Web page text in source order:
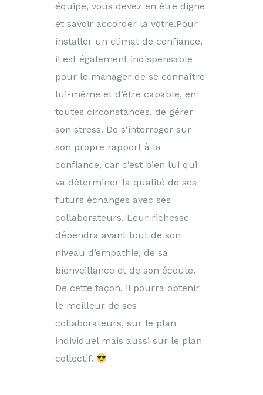
équipe, vous devez en être digne
et savoir accorder la vôtre.Pour
installer un climat de confiance,
il est également indispensable
pour le manager de se connaître
lui-même et d’être capable, en
toutes circonstances, de gérer
son stress. De s‘interroger sur
son propre rapport à la
confiance, car c’est bien lui qui
va déterminer la qualité de ses
futurs échanges avec ses
collaborateurs. Leur richesse
dépendra avant tout de son
niveau d’empathie, de sa
bienveillance et de son écoute.
De cette façon, il pourra obtenir
le meilleur de ses
collaborateurs, sur le plan
individuel mais aussi sur le plan
collectif.